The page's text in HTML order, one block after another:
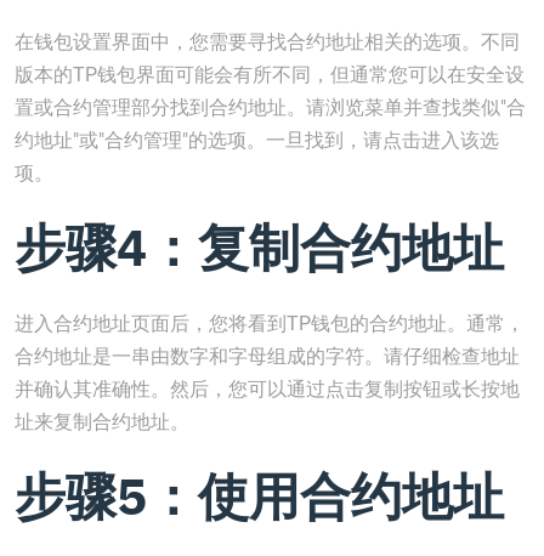
在钱包设置界面中，您需要寻找合约地址相关的选项。不同
版本的TP钱包界面可能会有所不同，但通常您可以在安全设
置或合约管理部分找到合约地址。请浏览菜单并查找类似"合
约地址"或"合约管理"的选项。一旦找到，请点击进入该选
项。
步骤4：复制合约地址
进入合约地址页面后，您将看到TP钱包的合约地址。通常，
合约地址是一串由数字和字母组成的字符。请仔细检查地址
并确认其准确性。然后，您可以通过点击复制按钮或长按地
址来复制合约地址。
步骤5：使用合约地址